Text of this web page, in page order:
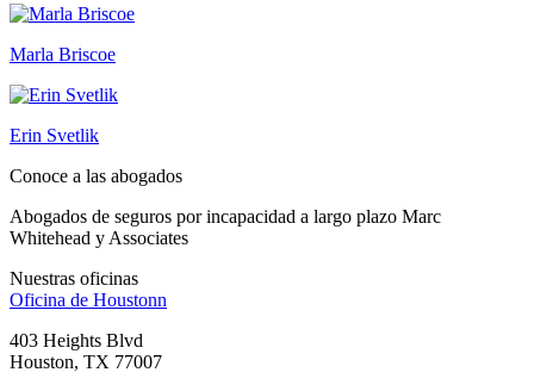
Marla Briscoe
Erin Svetlik
Conoce a las abogados
Abogados de seguros por incapacidad a largo plazo Marc
Whitehead y Associates
Nuestras oficinas
Oficina de Houstonn
403 Heights Blvd
Houston, TX 77007